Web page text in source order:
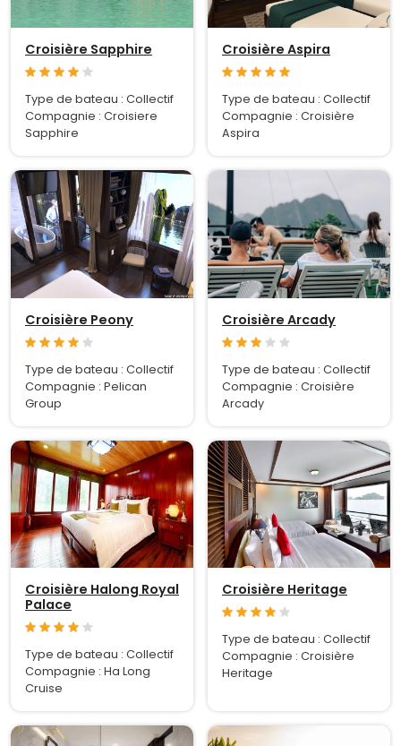
Croisière Sapphire
Type de bateau : Collectif
Compagnie : Croisiere
Sapphire
Croisière Aspira
Type de bateau : Collectif
Compagnie : Croisière
Aspira
Croisière Peony
Type de bateau : Collectif
Compagnie : Pelican
Group
Croisière Arcady
Type de bateau : Collectif
Compagnie : Croisière
Arcady
Croisière Halong Royal
Palace
Type de bateau : Collectif
Compagnie : Ha Long
Cruise
Croisière Heritage
Type de bateau : Collectif
Compagnie : Croisière
Heritage